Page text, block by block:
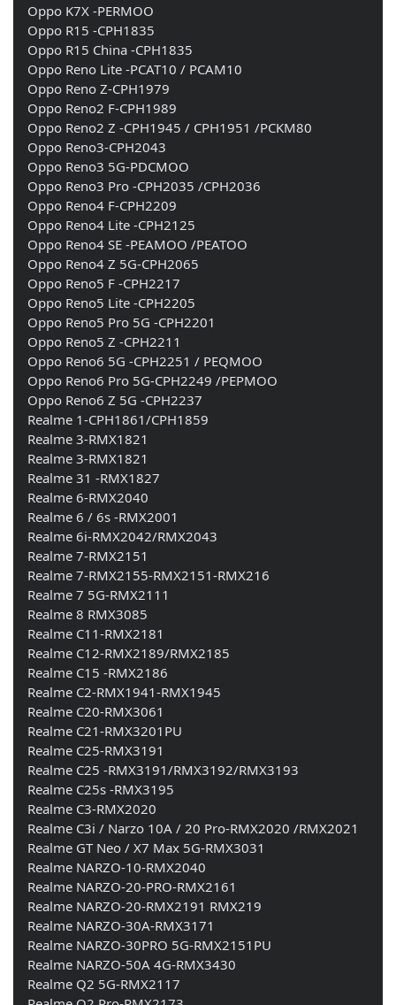
    Oppo K7X -PERMOO
    Oppo R15 -CPH1835
    Oppo R15 China -CPH1835
    Oppo Reno Lite -PCAT10 / PCAM10
    Oppo Reno Z-CPH1979
    Oppo Reno2 F-CPH1989
    Oppo Reno2 Z -CPH1945 / CPH1951 /PCKM80
    Oppo Reno3-CPH2043
    Oppo Reno3 5G-PDCMOO
    Oppo Reno3 Pro -CPH2035 /CPH2036
    Oppo Reno4 F-CPH2209
    Oppo Reno4 Lite -CPH2125
    Oppo Reno4 SE -PEAMOO /PEATOO
    Oppo Reno4 Z 5G-CPH2065
    Oppo Reno5 F -CPH2217
    Oppo Reno5 Lite -CPH2205
    Oppo Reno5 Pro 5G -CPH2201
    Oppo Reno5 Z -CPH2211
    Oppo Reno6 5G -CPH2251 / PEQMOO
    Oppo Reno6 Pro 5G-CPH2249 /PEPMOO
    Oppo Reno6 Z 5G -CPH2237
    Realme 1-CPH1861/CPH1859
    Realme 3-RMX1821
    Realme 3-RMX1821
    Realme 31 -RMX1827
    Realme 6-RMX2040
    Realme 6 / 6s -RMX2001
    Realme 6i-RMX2042/RMX2043
    Realme 7-RMX2151
    Realme 7-RMX2155-RMX2151-RMX216
    Realme 7 5G-RMX2111
    Realme 8 RMX3085
    Realme C11-RMX2181
    Realme C12-RMX2189/RMX2185
    Realme C15 -RMX2186
    Realme C2-RMX1941-RMX1945
    Realme C20-RMX3061
    Realme C21-RMX3201PU
    Realme C25-RMX3191
    Realme C25 -RMX3191/RMX3192/RMX3193
    Realme C25s -RMX3195
    Realme C3-RMX2020
    Realme C3i / Narzo 10A / 20 Pro-RMX2020 /RMX2021
    Realme GT Neo / X7 Max 5G-RMX3031
    Realme NARZO-10-RMX2040
    Realme NARZO-20-PRO-RMX2161
    Realme NARZO-20-RMX2191 RMX219
    Realme NARZO-30A-RMX3171
    Realme NARZO-30PRO 5G-RMX2151PU
    Realme NARZO-50A 4G-RMX3430
    Realme Q2 5G-RMX2117